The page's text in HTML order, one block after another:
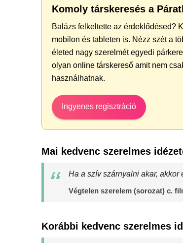
Komoly társkeresés a
Balázs felkeltette az érdeklődésed?
mobilon és tableten is. Nézz szét a
életed nagy szerelmét egyedi
olyan online társkereső amit nem
használhatnak.
Ingyenes regisztráció
Mai kedvenc szerelmes
Ha a szív szárnyalni akar, akkor
Végtelen szerelem (sorozat) c.
Korábbi kedvenc szerelmes